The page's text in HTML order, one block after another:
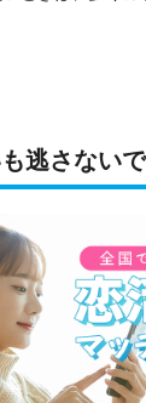
逃さないで